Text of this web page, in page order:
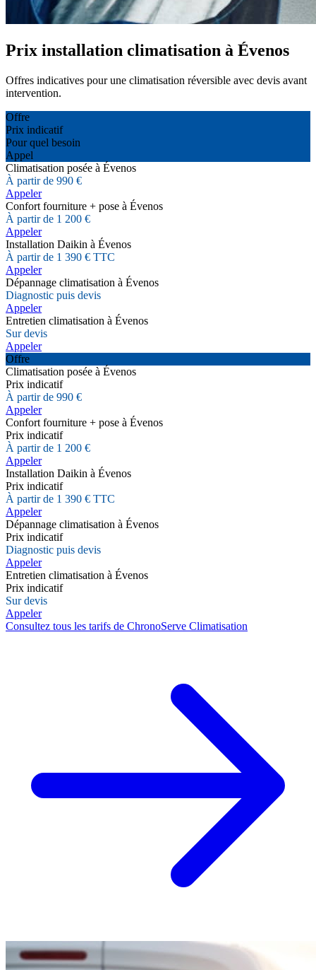
Prix installation climatisation à Évenos
Offres indicatives pour une climatisation réversible avec devis avant
intervention.
Offre
Prix indicatif
Pour quel besoin
Appel
Climatisation posée à Évenos
À partir de 990 €
Appeler
Confort fourniture + pose à Évenos
À partir de 1 200 €
Appeler
Installation Daikin à Évenos
À partir de 1 390 € TTC
Appeler
Dépannage climatisation à Évenos
Diagnostic puis devis
Appeler
Entretien climatisation à Évenos
Sur devis
Appeler
Offre
Climatisation posée à Évenos
Prix indicatif
À partir de 990 €
Appeler
Confort fourniture + pose à Évenos
Prix indicatif
À partir de 1 200 €
Appeler
Installation Daikin à Évenos
Prix indicatif
À partir de 1 390 € TTC
Appeler
Dépannage climatisation à Évenos
Prix indicatif
Diagnostic puis devis
Appeler
Entretien climatisation à Évenos
Prix indicatif
Sur devis
Appeler
Consultez tous les tarifs de ChronoServe Climatisation